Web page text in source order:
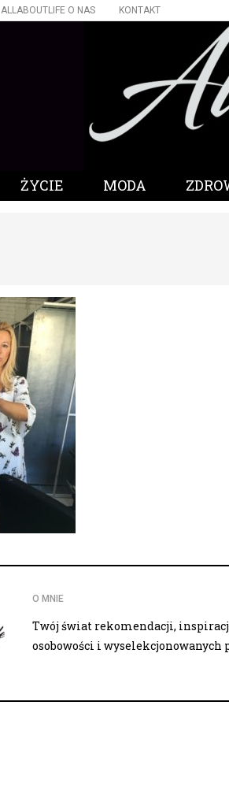
ALLABOUTLIFE O NAS KONTAKT
ŻYCIE MODA
O MNIE
Twój świat rekomendacji,
osobowości i wyselekcjonowanych